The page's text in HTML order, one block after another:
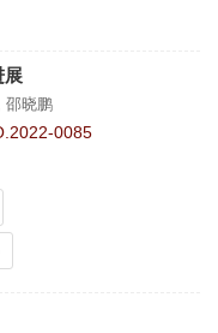
展
邵晓鹏
0085